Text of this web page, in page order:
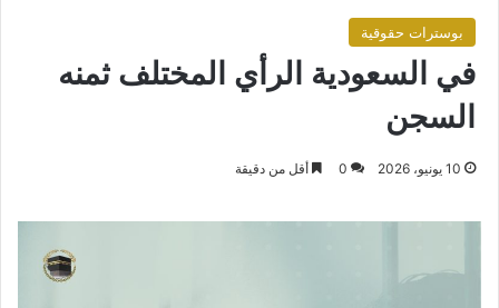
بوسترات حقوقية
في السعودية الرأي المختلف ثمنه
السجن
10 يونيو، 2026 0 أقل من دقيقة